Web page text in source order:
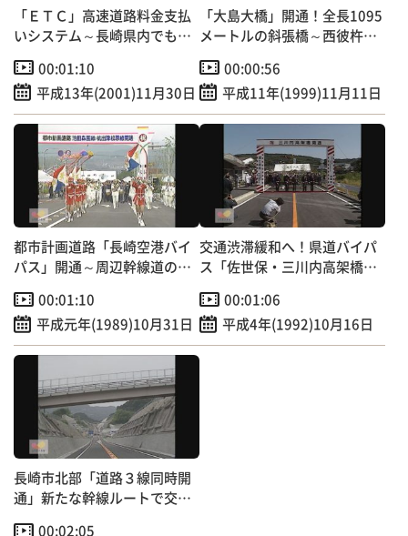
「ＥＴＣ」高速道路料金支払
いシステム～長崎県内でも運
00:01:10
平成13年(2001)11月30日
「大島大橋」開通！全長1095
メートルの斜張橋～西彼杵半
00:00:56
平成11年(1999)11月11日
都市計画道路「長崎空港バイ
パス」開通～周辺幹線道の交
00:01:10
平成元年(1989)10月31日
交通渋滞緩和へ！県道バイパ
ス「佐世保・三川内高架橋」
00:01:06
平成4年(1992)10月16日
長崎市北部「道路３線同時開
通」新たな幹線ルートで交通
00:02:05